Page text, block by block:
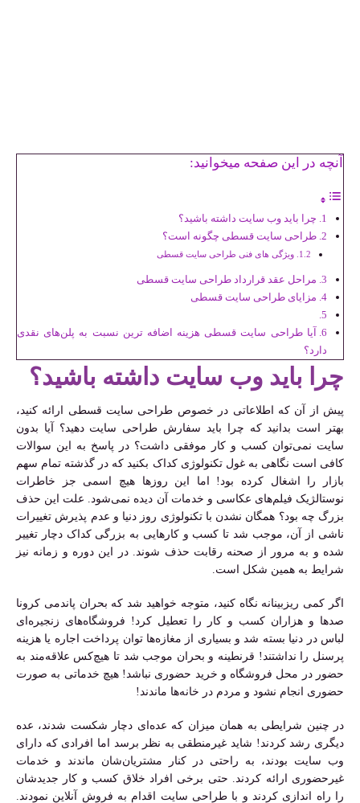
آنچه در این صفحه میخوانید:
چرا باید وب سایت داشته باشید؟
طراحی سایت قسطی چگونه است؟
ویژگی های فنی طراحی سایت قسطی
مراحل عقد قرارداد طراحی سایت قسطی
مزایای طراحی سایت قسطی
آیا طراحی سایت قسطی هزینه اضافه ترین نسبت به پلن‌های نقدی
دارد؟
چرا باید وب سایت داشته باشید؟
پیش از آن که اطلاعاتی در خصوص طراحی سایت قسطی ارائه کنید،
بهتر است بدانید که چرا باید سفارش طراحی سایت دهید؟ آیا بدون
سایت نمی‌توان کسب و کار موفقی داشت؟ در پاسخ به این سوالات
کافی است نگاهی به غول تکنولوژی کداک بکنید که در گذشته تمام سهم
بازار را اشغال کرده بود! اما این روزها هیچ اسمی جز خاطرات
نوستالژیک فیلم‌های عکاسی و خدمات آن دیده نمی‌شود. علت این حذف
بزرگ چه بود؟ همگان نشدن با تکنولوژی روز دنیا و عدم پذیرش تغییرات
ناشی از آن، موجب شد تا کسب و کارهایی به بزرگی کداک دچار تغییر
شده و به مرور از صحنه رقابت حذف شوند. در این دوره و زمانه نیز
شرایط به همین شکل است.
اگر کمی ریزبینانه نگاه کنید، متوجه خواهید شد که بحران پاندمی کرونا
صدها و هزاران کسب و کار را تعطیل کرد! فروشگاه‌های زنجیره‌ای
لباس در دنیا بسته شد و بسیاری از مغازه‌ها توان پرداخت اجاره یا هزینه
پرسنل را نداشتند! قرنطینه و بحران موجب شد تا هیچ‌کس علاقه‌مند به
حضور در محل فروشگاه و خرید حضوری نباشد! هیچ خدماتی به صورت
حضوری انجام نشود و مردم در خانه‌ها ماندند!
در چنین شرایطی به همان میزان که عده‌ای دچار شکست شدند، عده
دیگری رشد کردند! شاید غیرمنطقی به نظر برسد اما افرادی که دارای
وب سایت بودند، به راحتی در کنار مشتریان‌شان ماندند و خدمات
غیرحضوری ارائه کردند. حتی برخی افراد خلاق کسب و کار جدیدشان
را راه اندازی کردند و با طراحی سایت اقدام به فروش آنلاین نمودند.